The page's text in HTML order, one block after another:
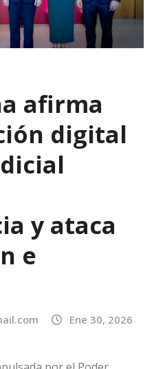
afirma
digital
y ataca
e
Ene 30, 2026